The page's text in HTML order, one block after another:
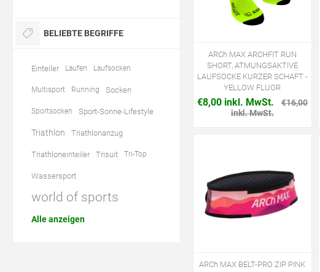
ARCh MAX ARCHFIT RUN
SHORT, ATMUNGSAKTIVE
LAUFSOCKE KURZER SCHAFT -
YELLOW FLUOR
€8,00 inkl. MwSt.
€16,00
inkl. MwSt.
ARCh MAX BELT-PRO ZIP PINK
BELIEBTE BEGRIFFE
Einteiler Laufen Laufsocken
Multisport Running Socken
Sportsocken Sport-Sonne-Lifestyle
Triathlon Triathlonanzug
Triathloneinteiler Trisuit Tri-Top
Wassersport
world of sports
Alle anzeigen